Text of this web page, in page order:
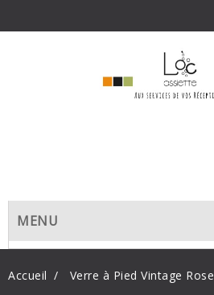
MENU
Accueil Verre à Pied Vintage Rose